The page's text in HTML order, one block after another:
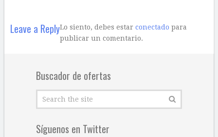
Leave a ReplyLo siento, debes estar conectado para
publicar un comentario.
Buscador de ofertas
Síguenos en Twitter